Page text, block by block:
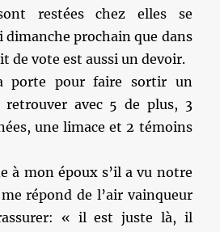
restées chez elles se
dimanche prochain que dans
de vote est aussi un devoir.
porte pour faire sortir un
retrouver avec 5 de plus, 3
une limace et 2 témoins
à mon époux s’il a vu notre
répond de l’air vainqueur
« il est juste là, il